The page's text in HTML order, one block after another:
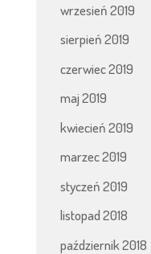
wrzesień 2019
sierpień 2019
czerwiec 2019
maj 2019
kwiecień 2019
marzec 2019
styczeń 2019
listopad 2018
październik 2018